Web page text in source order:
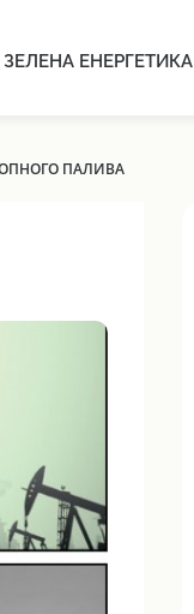
ЗЕЛЕНА ЕНЕРГЕТИКА
ПАЛИВА